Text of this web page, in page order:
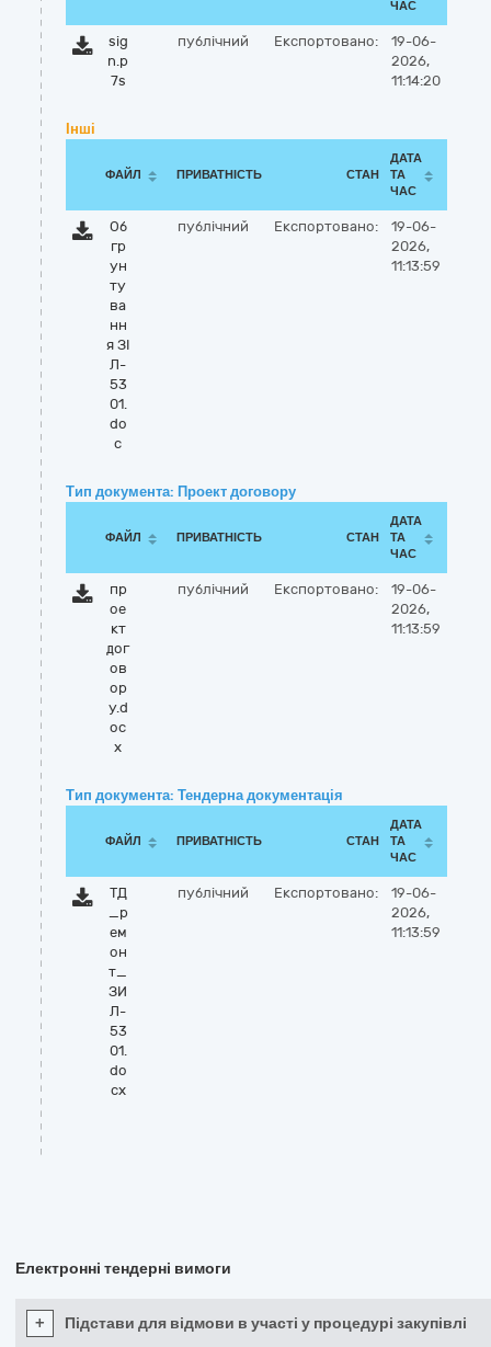
ЧАС
sig
n.p
7s
публічний Експортовано:
19-06-
2026,
11:14:20
Інші
ФАЙЛ ПРИВАТНІСТЬ СТАН
ДАТА
ТА
ЧАС
Об
гр
ун
ту
ва
нн
я ЗІ
Л-
53
01.
do
c
публічний Експортовано:
19-06-
2026,
11:13:59
Тип документа: Проект договору
ФАЙЛ ПРИВАТНІСТЬ СТАН
ДАТА
ТА
ЧАС
пр
ое
кт
дог
ов
ор
у.d
oc
x
публічний Експортовано:
19-06-
2026,
11:13:59
Тип документа: Тендерна документація
ФАЙЛ ПРИВАТНІСТЬ СТАН
ДАТА
ТА
ЧАС
ТД
_р
ем
он
т_
ЗИ
Л-
53
01.
do
cx
публічний Експортовано:
19-06-
2026,
11:13:59
Електронні тендерні вимоги
+ Підстави для відмови в участі у процедурі закупівлі